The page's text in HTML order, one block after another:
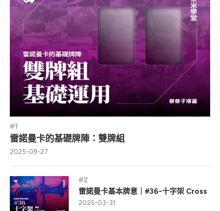
雷諾曼卡的基礎牌陣：雙牌組
2025-09-27
雷諾曼卡基本牌意｜#36-十字架 Cross
2025-03-31